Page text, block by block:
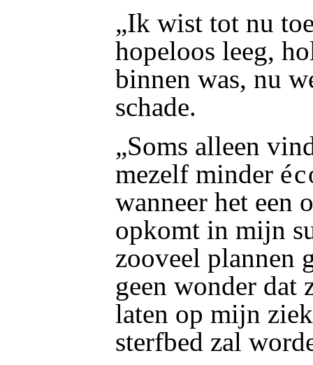
„Ik wist tot nu
hopeloos leeg,
binnen was, nu
schade.
„Soms alleen
mezelf minder
wanneer het een
opkomt in mijn
zooveel plannen
geen wonder
laten op mijn
sterfbed zal